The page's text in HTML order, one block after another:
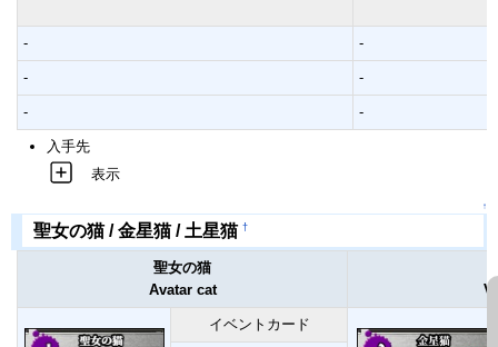
- -
- -
- -
入手先
表示
↑
聖女の猫 / 金星猫 / 土星猫 †
聖女の猫
Avatar cat
イベントカード